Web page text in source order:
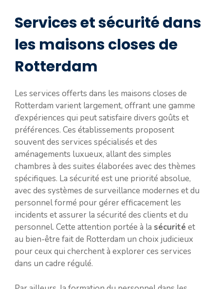
Services et sécurité dans
les maisons closes de
Rotterdam
Les services offerts dans les maisons closes de
Rotterdam varient largement, offrant une gamme
d’expériences qui peut satisfaire divers goûts et
préférences. Ces établissements proposent
souvent des services spécialisés et des
aménagements luxueux, allant des simples
chambres à des suites élaborées avec des thèmes
spécifiques. La sécurité est une priorité absolue,
avec des systèmes de surveillance modernes et du
personnel formé pour gérer efficacement les
incidents et assurer la sécurité des clients et du
personnel. Cette attention portée à la sécurité et
au bien-être fait de Rotterdam un choix judicieux
pour ceux qui cherchent à explorer ces services
dans un cadre régulé.